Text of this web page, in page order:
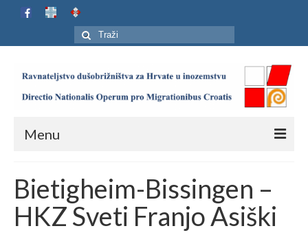
Search
for:
Menu
Ustroj
Adresar
Bietigheim-Bissingen –
HKZ Sveti Franjo Asiški